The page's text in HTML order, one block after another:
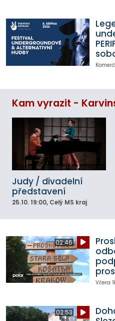
Kam vyrazit -
Judy / divadelní
představení
25.10. 19:00, Celý MS kraj
02:46
Včera
02:53